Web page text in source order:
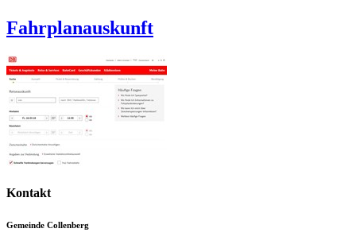
Fahrplanauskunft
Kontakt
Gemeinde Collenberg